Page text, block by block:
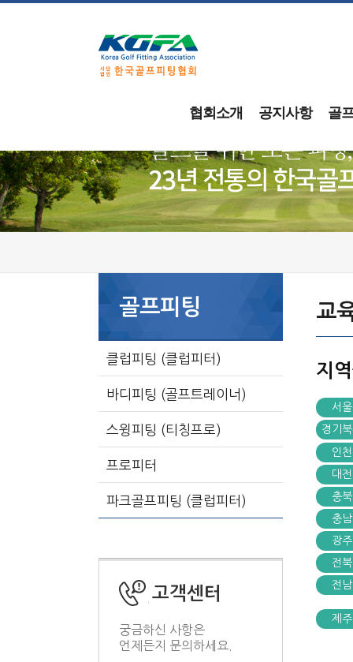
협회소개 공지사항 골
골프피팅
클럽피팅 (클럽피터)
바디피팅 (골프트레이너)
스윙피팅 (티칭프로)
프로피터
파크골프피팅 (클럽피터)
고객센터
궁금하신 사항은
언제든지 문의하세요.
교
지
서울
경기
인천
대전
충북
충남
광주
전북
전남
제주